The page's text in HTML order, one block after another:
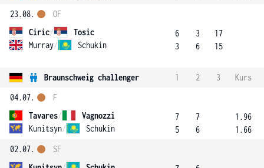
23.08.
Ciric/
Tosic
Murray/ Schukin
OF
6
3
3
6
17
15
Braunschweig challenger 1 2 3
Kurs
04.07.
Tavares/
Vagnozzi
Kunitsyn/ Schukin
F
7
5
7
6
1.96
1.66
02.07.
SF